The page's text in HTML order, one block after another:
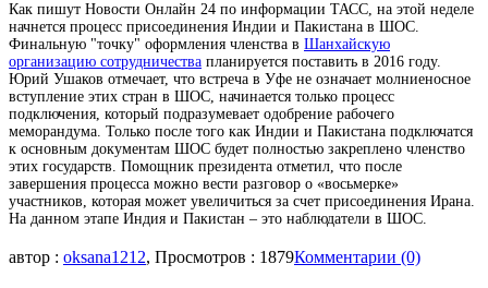
Как пишут Новости Онлайн 24 по информации ТАСС, на этой неделе
начнется процесс присоединения Индии и Пакистана в ШОС.
Финальную "точку" оформления членства в Шанхайскую
организацию сотрудничества планируется поставить в 2016 году.
Юрий Ушаков отмечает, что встреча в Уфе не означает молниеносное
вступление этих стран в ШОС, начинается только процесс
подключения, который подразумевает одобрение рабочего
меморандума. Только после того как Индии и Пакистана подключатся
к основным документам ШОС будет полностью закреплено членство
этих государств. Помощник президента отметил, что после
завершения процесса можно вести разговор о «восьмерке»
участников, которая может увеличиться за счет присоединения Ирана.
На данном этапе Индия и Пакистан – это наблюдатели в ШОС.
автор : oksana1212, Просмотров : 1879Комментарии (0)